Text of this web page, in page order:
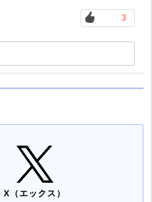
3
X（エックス）